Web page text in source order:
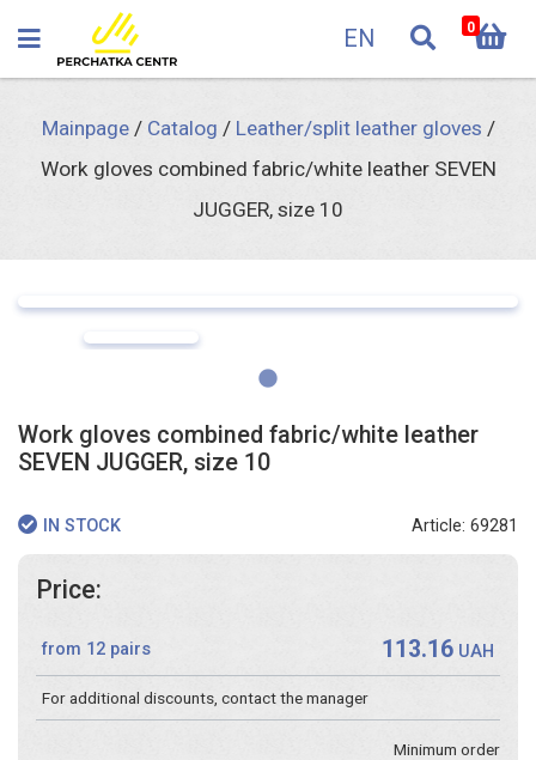
EN 0
Mainpage/ Catalog / Leather/split leather gloves /
Work gloves combined fabric/white leather SEVEN
JUGGER, size 10
Work gloves combined fabric/white leather
SEVEN JUGGER, size 10
IN STOCK Article: 69281
Price:
from 12 pairs 113.16 UAH
For additional discounts, contact the manager
Minimum order